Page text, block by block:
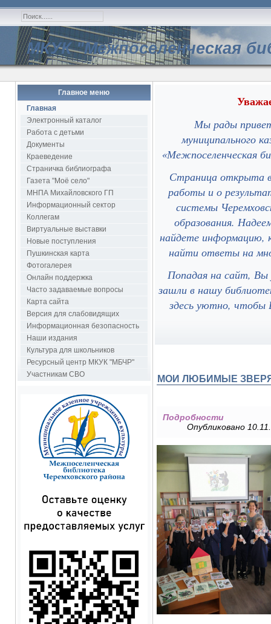
МКУК "Межпоселенческая
Главное меню
Главная
Электронный каталог
Работа с детьми
Документы
Краеведение
Страничка библиографа
Газета "Моё село"
МНПА Михайловского ГП
Информационный сектор
Коллегам
Виртуальные выставки
Новые поступления
Пушкинская карта
Фотогалерея
Онлайн поддержка
Часто задаваемые вопросы
Карта сайта
Версия для слабовидящих
Информационная безопасность
Наши издания
Культура для школьников
Ресурсный центр МКУК "МБЧР"
Участникам СВО
Мы рады
муниципального
«Межпоселенческая
Страница открыта в
работы и о
системы
образования.
найдете информацию,
найти ответы на
Попадая на сайт,
зашли в нашу
здесь уютно, чтобы
МОИ ЛЮБИМЫЕ
Подробности
Опубликовано